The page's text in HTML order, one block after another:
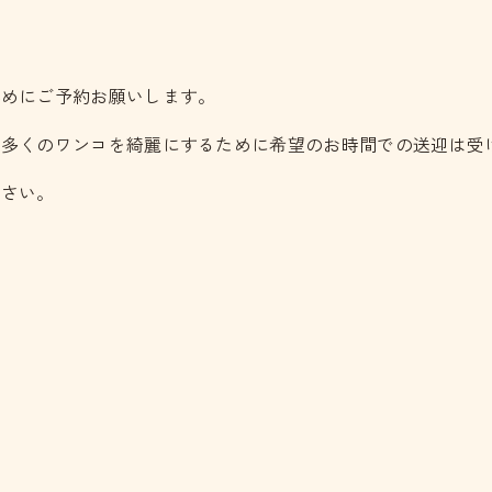
にご予約お願いします。
のワンコを綺麗にするために希望のお時間での送迎は受
い。